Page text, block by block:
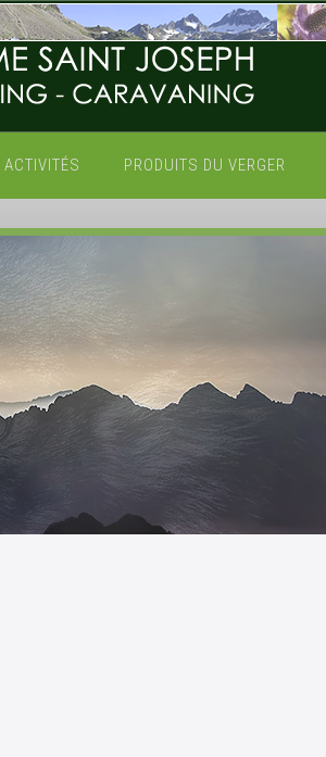
ACTIVITÉS PRODUITS DU VERGER